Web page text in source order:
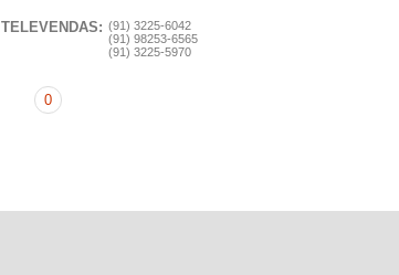
TELEVENDAS: (91) 3225-6042
(91) 98253-6565
(91) 3225-5970
0